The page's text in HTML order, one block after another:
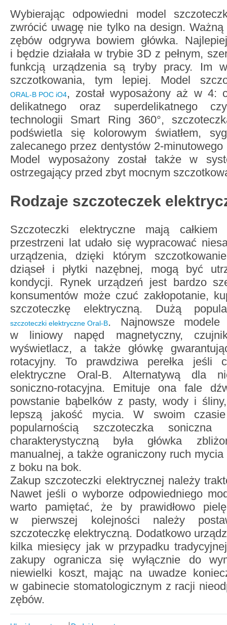
Wybierając odpowiedni model
zwrócić uwagę nie tylko na design.
zębów odgrywa bowiem główka.
i będzie działała w trybie 3D z pełnym,
funkcją urządzenia są tryby pracy. Im
szczotkowania, tym lepiej. Model
ORAL-B POC iO4, został wyposażony aż w 4:
delikatnego oraz superdelikatnego
technologii Smart Ring 360°,
podświetla się kolorowym światłem,
zalecanego przez dentystów 2-
Model wyposażony został także w
ostrzegający przed zbyt mocnym
Rodzaje szczoteczek
Szczoteczki elektryczne mają
przestrzeni lat udało się wypracować
urządzenia, dzięki którym
dziąseł i płytki nazębnej, mogą być
kondycji. Rynek urządzeń jest bardzo
konsumentów może czuć zakłopotanie,
szczoteczkę elektryczną. Dużą
szczoteczki elektryczne Oral-B. Najnowsze modele
w liniowy napęd magnetyczny,
wyświetlacz, a także główkę
rotacyjny. To prawdziwa perełka jeśli
elektryczne Oral-B. Alternatywą dla
soniczno-rotacyjna. Emituje ona fale
powstanie bąbelków z pasty, wody i
lepszą jakość mycia. W swoim
popularnością szczoteczka
charakterystyczną była główka
manualnej, a także ograniczony ruch mycia
z boku na bok.
Zakup szczoteczki elektrycznej należy
Nawet jeśli o wyborze odpowiedniego
warto pamiętać, że by prawidłowo
w pierwszej kolejności należy
szczoteczkę elektryczną. Dodatkowo
kilka miesięcy jak w przypadku
zakupy ogranicza się wyłącznie do
niewielki koszt, mając na uwadze
w gabinecie stomatologicznym z racji
zębów.